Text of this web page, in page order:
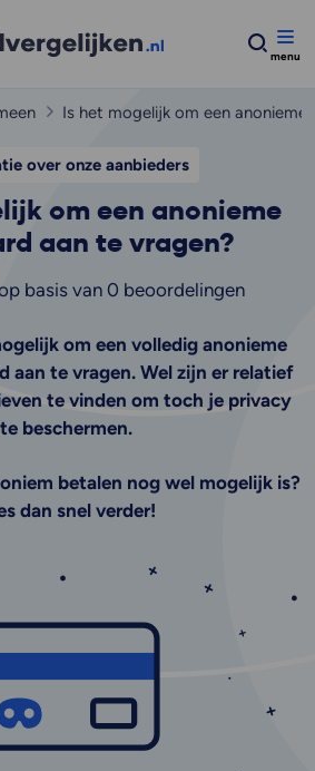
Is het mogelijk om een
over onze aanbieders
om een anonieme
aan te vragen?
basis van 0 beoordelingen
om een volledig anonieme
aan te vragen. Wel zijn er relatief
te vinden om toch je privacy
te beschermen.
betalen nog wel mogelijk is?
dan snel verder!